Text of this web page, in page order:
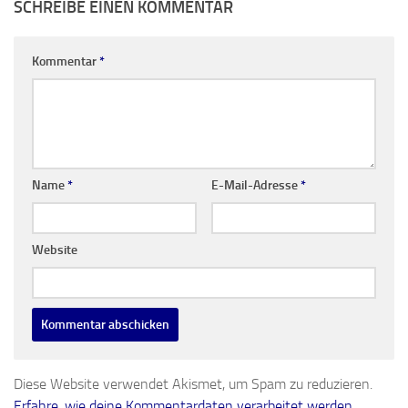
SCHREIBE EINEN KOMMENTAR
Kommentar*
Name* E-Mail-Adresse*
Website
Diese Website verwendet Akismet, um Spam zu reduzieren.